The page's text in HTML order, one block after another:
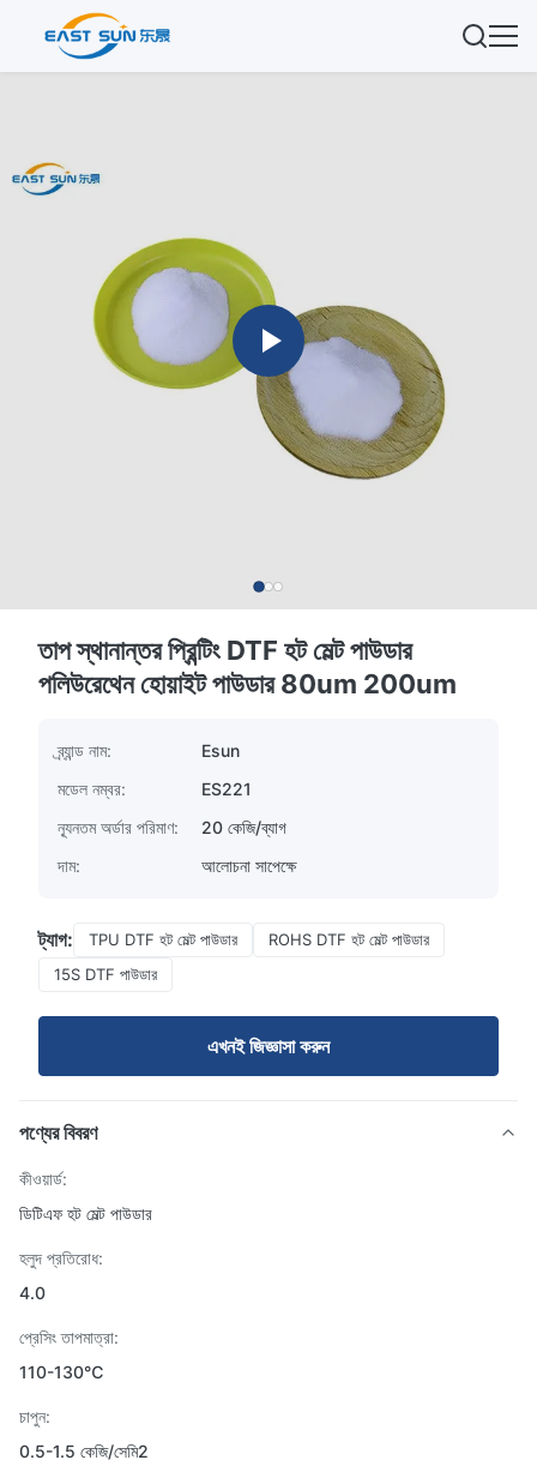
তাপ স্থানান্তর প্রিন্টিং DTF হট মেল্ট পাউডার
পলিউরেথেন হোয়াইট পাউডার 80um 200um
ব্র্যান্ড নাম:
Esun
মডেল নম্বর:
ES221
ন্যূনতম অর্ডার পরিমাণ:
20 কেজি/ব্যাগ
দাম:
আলোচনা সাপেক্ষে
ট্যাগ: TPU DTF হট মেল্ট পাউডার
ROHS DTF হট মেল্ট পাউডার
15S DTF পাউডার
এখনই জিজ্ঞাসা করুন
পণ্যের বিবরণ
কীওয়ার্ড:
ডিটিএফ হট মেল্ট পাউডার
হলুদ প্রতিরোধ:
4.0
প্রেসিং তাপমাত্রা:
110-130℃
চাপুন:
0.5-1.5 কেজি/সেমি2